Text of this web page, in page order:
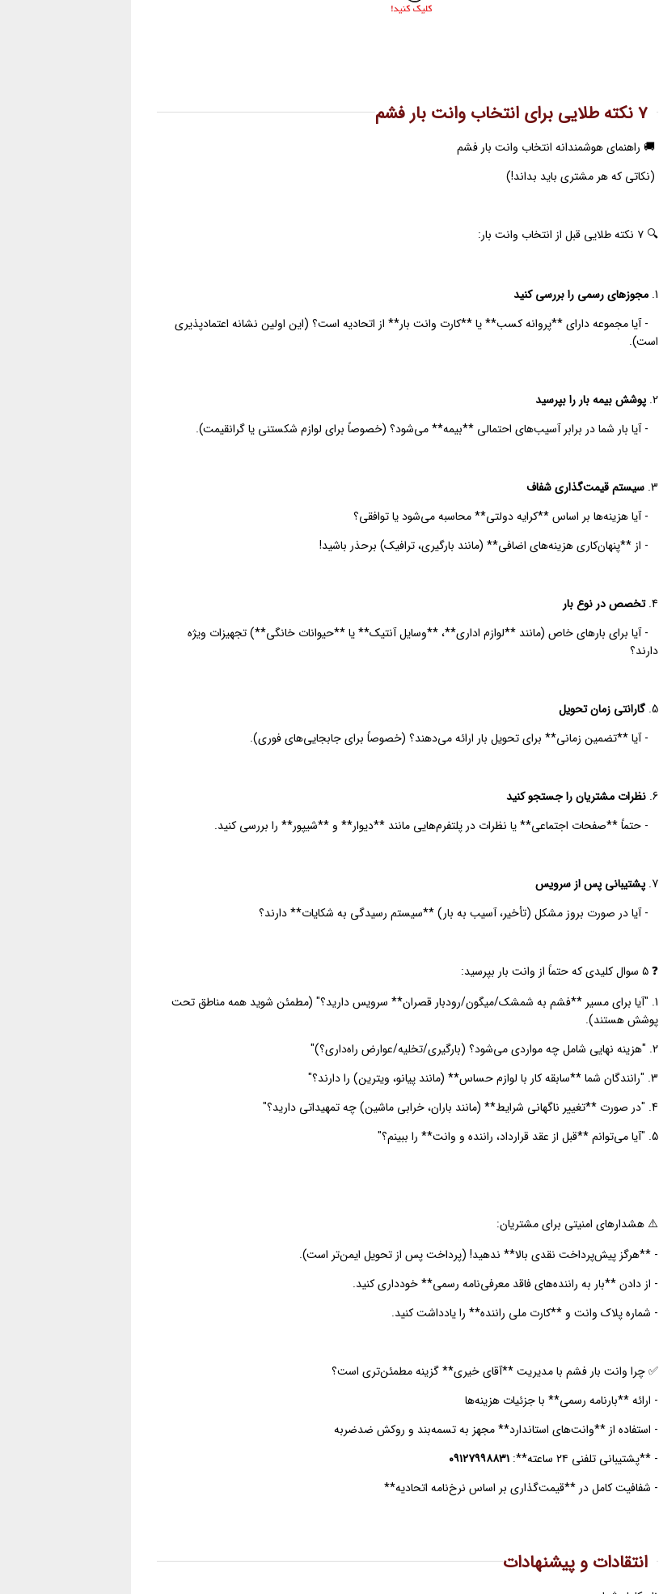
7 نکته طلایی برای انتخاب وانت بار فشم
🚚 راهنمای هوشمندانه انتخاب وانت بار فشم
(نکاتی که هر مشتری باید بداند!)
🔍 ۷ نکته طلایی قبل از انتخاب وانت بار:
1. مجوزهای رسمی را بررسی کنید
- آیا مجموعه دارای **پروانه کسب** یا **کارت وانت بار** از اتحادیه است؟ (این اولین نشانه اعتمادپذیری
است).
2. پوشش بیمه بار را بپرسید
- آیا بار شما در برابر آسیب‌های احتمالی **بیمه** می‌شود؟ (خصوصاً برای لوازم شکستنی یا گرانقیمت).
3. سیستم قیمت‌گذاری شفاف
- آیا هزینه‌ها بر اساس **کرایه دولتی** محاسبه می‌شود یا توافقی؟
- از **پنهان‌کاری هزینه‌های اضافی** (مانند بارگیری، ترافیک) برحذر باشید!
4. تخصص در نوع بار
- آیا برای بارهای خاص (مانند **لوازم اداری**، **وسایل آنتیک** یا **حیوانات خانگی**) تجهیزات ویژه
دارند؟
5. گارانتی زمان تحویل
- آیا **تضمین زمانی** برای تحویل بار ارائه می‌دهند؟ (خصوصاً برای جابجایی‌های فوری).
6. نظرات مشتریان را جستجو کنید
- حتماً **صفحات اجتماعی** یا نظرات در پلتفرم‌هایی مانند **دیوار** و **شیپور** را بررسی کنید.
7. پشتیبانی پس از سرویس
- آیا در صورت بروز مشکل (تأخیر، آسیب به بار) **سیستم رسیدگی به شکایات** دارند؟
❓ ۵ سوال کلیدی که حتماً از وانت بار بپرسید:
1. "آیا برای مسیر **فشم به شمشک/میگون/رودبار قصران** سرویس دارید؟" (مطمئن شوید همه مناطق تحت
پوشش هستند).
2. "هزینه نهایی شامل چه مواردی می‌شود؟ (بارگیری/تخلیه/عوارض راه‌داری؟)"
3. "رانندگان شما **سابقه کار با لوازم حساس** (مانند پیانو، ویترین) را دارند؟"
4. "در صورت **تغییر ناگهانی شرایط** (مانند باران، خرابی ماشین) چه تمهیداتی دارید؟"
5. "آیا می‌توانم **قبل از عقد قرارداد، راننده و وانت** را ببینم؟"
⚠️ هشدارهای امنیتی برای مشتریان:
- **هرگز پیش‌پرداخت نقدی بالا** ندهید! (پرداخت پس از تحویل ایمن‌تر است).
- از دادن **بار به راننده‌های فاقد معرفی‌نامه رسمی** خودداری کنید.
- شماره پلاک وانت و **کارت ملی راننده** را یادداشت کنید.
✅ چرا وانت بار فشم با مدیریت **آقای خیری** گزینه مطمئن‌تری است؟
- ارائه **بارنامه رسمی** با جزئیات هزینه‌ها
- استفاده از **وانت‌های استاندارد** مجهز به تسمه‌بند و روکش ضدضربه
- **پشتیبانی تلفنی ۲۴ ساعته**:
۰۹۱۲۷۹۹۸۸۳۱
- شفافیت کامل در **قیمت‌گذاری بر اساس نرخ‌نامه اتحادیه**
انتقادات و پیشنهادات